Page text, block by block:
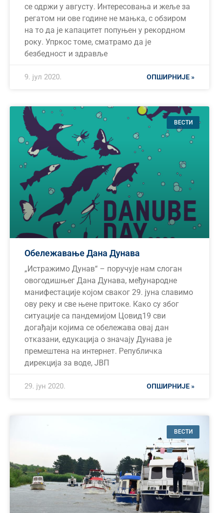
се одржи у августу. Интересовања и жеље за
регатом ни ове године не мањка, с обзиром
на то да је капацитет попуњен у рекордном
року. Упркос томе, сматрамо да је
безбедност и здравље
ОПШИРНИЈЕ »
9. јул 2020.
ВЕСТИ
Обележавање Дана Дунава
„Истражимо Дунав“ – поручује нам слоган
овогодишњег Дана Дунава, међународне
манифестације којом сваког 29. јуна славимо
ову реку и све њене притоке. Како су због
ситуације са пандемијом Цовид19 сви
догађаји којима се обележава овај дан
отказани, едукација о значају Дунава је
премештена на интернет. Републичка
дирекција за воде, ЈВП
ОПШИРНИЈЕ »
29. јун 2020.
ВЕСТИ